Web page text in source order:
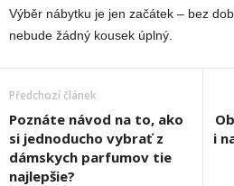
Výběr nábytku je jen začátek – bez
nebude žádný kousek úplný.
Předchozí článek
Poznáte návod na to, ako
si jednoducho vybrať z
dámskych parfumov tie
najlepšie?
i